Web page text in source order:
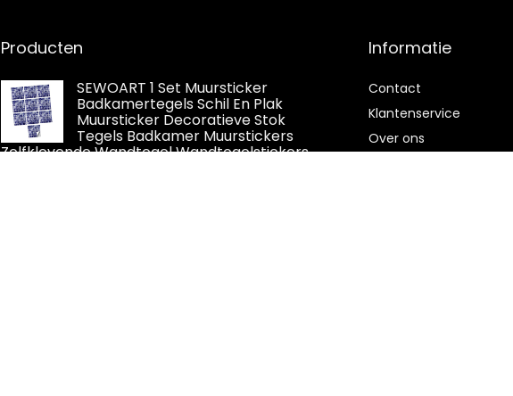
Producten
SEWOART 1 Set Muursticker
Badkamertegels Schil En Plak
Muursticker Decoratieve Stok
Tegels Badkamer Muurstickers
Zelfklevende Wandtegel Wandtegelstickers
Informatie
Contact
Klantenservice
Over ons